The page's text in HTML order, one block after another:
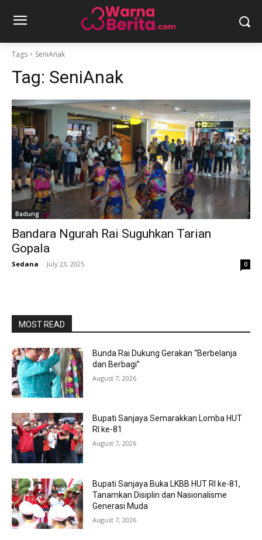
Tags SeniAnak
Tag: SeniAnak
Badung
Bandara Ngurah Rai Suguhkan Tarian
Gopala
Sedana - July 23, 2025 0
MOST READ
Bunda Rai Dukung Gerakan “Berbelanja
dan Berbagi”
August 7, 2026
Bupati Sanjaya Semarakkan Lomba HUT
RI ke-81
August 7, 2026
Bupati Sanjaya Buka LKBB HUT RI ke-81,
Tanamkan Disiplin dan Nasionalisme
Generasi Muda
August 7, 2026